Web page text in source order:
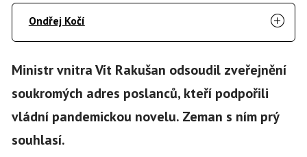
Ondřej Kočí
Ministr vnitra Vít Rakušan odsoudil zveřejnění
soukromých adres poslanců, kteří podpořili
vládní pandemickou novelu. Zeman s ním prý
souhlasí.